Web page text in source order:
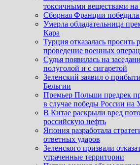
токсичными веществами на
Сборная Франции
Умерла обладательница
Кара
Турция отказалась просить
проведение военных
Судья появилась на
полуголой и с сигаретой
Зеленский заявил о
Бельгии
Премьер Польши предрек
в случае победы России на
В Китае раскрыли вред
российскую нефть
Япония разработала
ответных ударов
Зеленского призвали
утраченные территории